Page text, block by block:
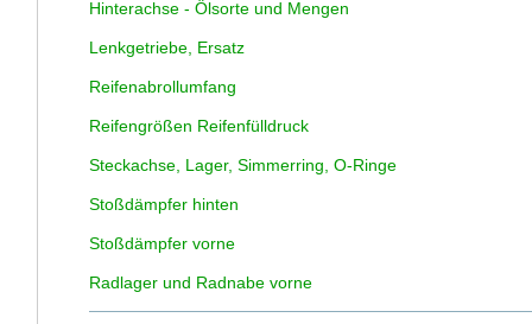
Hinterachse - Ölsorte und Mengen
Lenkgetriebe, Ersatz
Reifenabrollumfang
Reifengrößen Reifenfülldruck
Steckachse, Lager, Simmerring, O-Ringe
Stoßdämpfer hinten
Stoßdämpfer vorne
Radlager und Radnabe vorne